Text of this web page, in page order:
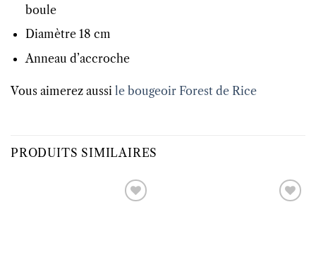
boule
Diamètre 18 cm
Anneau d’accroche
Vous aimerez aussi le bougeoir Forest de Rice
PRODUITS SIMILAIRES